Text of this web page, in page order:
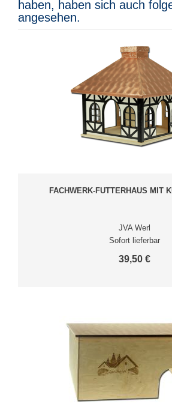
haben, haben sich auch
angesehen.
FACHWERK-FUTTERHAUS MIT
JVA Werl
Sofort lieferbar
39,50 €